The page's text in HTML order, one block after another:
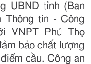
UBND tỉnh (Ban
Thông tin - Công
VNPT Phú Thọ
bảo chất lượng
cầu. Công an